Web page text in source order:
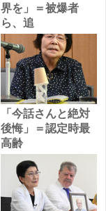
界を」＝被爆者
ら、追
「今話さんと絶対
後悔」＝認定時最
高齢